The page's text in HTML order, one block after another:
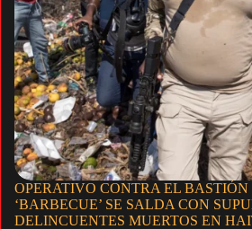
OPERATIVO CONTRA EL BASTIÓN
‘BARBECUE’ SE SALDA CON
DELINCUENTES MUERTOS EN